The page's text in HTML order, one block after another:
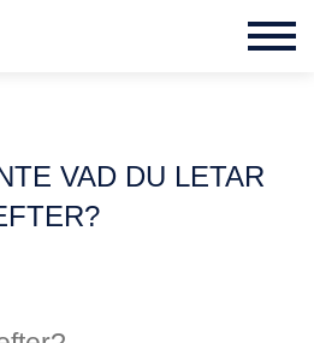
VAD DU LETAR